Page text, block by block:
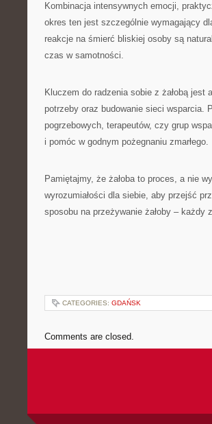
Kombinacja intensywnych emocji,
okres ten jest szczególnie wymagający
reakcje na śmierć bliskiej osoby są
czas w samotności.
Kluczem do radzenia sobie z żałobą jest
potrzeby oraz budowanie sieci wsparcia.
pogrzebowych, terapeutów, czy grup
i pomóc w godnym pożegnaniu zmarłego.
Pamiętajmy, że żałoba to proces, a nie
wyrozumiałości dla siebie, aby przejść
sposobu na przeżywanie żałoby –
CATEGORIES: GDAŃSK
Comments are closed.